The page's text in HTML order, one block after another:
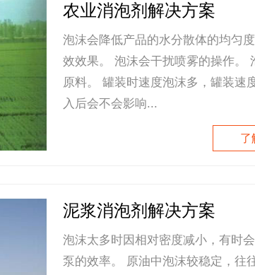
农业消泡剂解决方案
泡沫会降低产品的水分散体的均匀
效效果。 泡沫会干扰喷雾的操作。
原料。 罐装时速度泡沫多，罐装速
入后会不会影响...
了
泥浆消泡剂解决方案
泡沫太多时因相对密度减小，有时
泵的效率。 原油中泡沫较稳定，往